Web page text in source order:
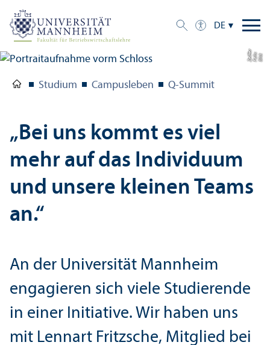
DE
Bil
d:
F
eli
x
Z
eiff
e
r
Studium Campusleben Q-Summit
„Bei uns kommt es viel
mehr auf das Individuum
und unsere kleinen Teams
an.“
An der Universität Mannheim
engagieren sich viele Studierende
in einer Initiative. Wir haben uns
mit Lennart Fritzsche, Mitglied bei